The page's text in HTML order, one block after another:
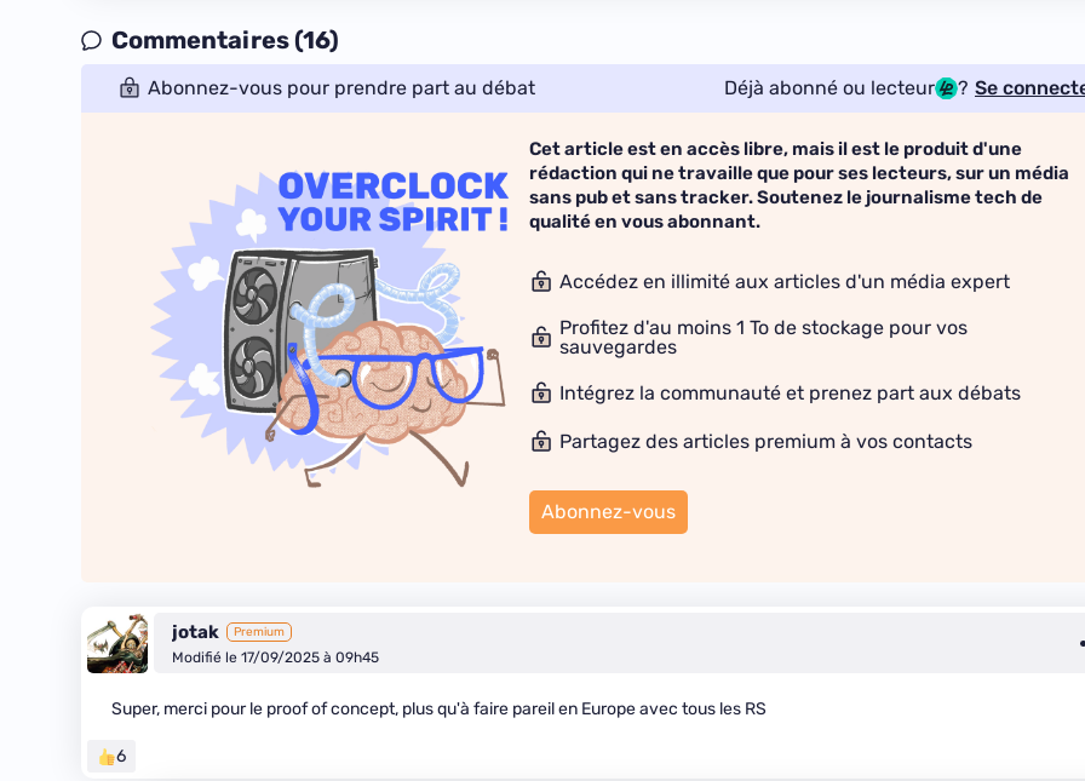
Commentaires (16)
Abonnez-vous pour prendre part au débat Déjà abonné ou lecteur ? Se
Cet article est en accès libre, mais il est le produit d'une
rédaction qui ne travaille que pour ses lecteurs, sur un média
sans pub et sans tracker. Soutenez le journalisme tech de
qualité en vous abonnant.
Accédez en illimité aux articles d'un média expert
Profitez d'au moins 1 To de stockage pour vos
sauvegardes
Intégrez la communauté et prenez part aux débats
Partagez des articles premium à vos contacts
Abonnez-vous
jotak Premium
Modifié le 17/09/2025 à 09h45
Super, merci pour le proof of concept, plus qu'à faire pareil en Europe avec tous les RS
6